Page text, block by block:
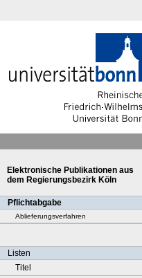
Elektronische Publikationen aus
dem Regierungsbezirk Köln
Pflichtabgabe
Ablieferungsverfahren
Listen
Titel